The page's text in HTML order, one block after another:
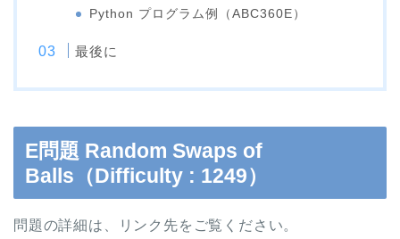
Python プログラム例（ABC360E）
最後に
E問題 Random Swaps of
Balls（Difficulty : 1249）
問題の詳細は、リンク先をご覧ください。